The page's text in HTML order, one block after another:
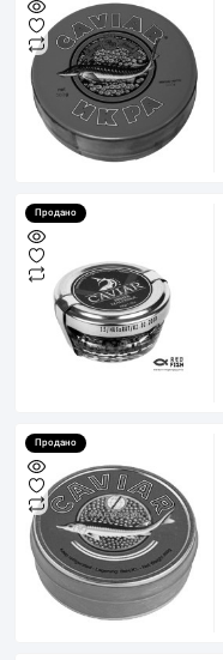
Продано
Продано